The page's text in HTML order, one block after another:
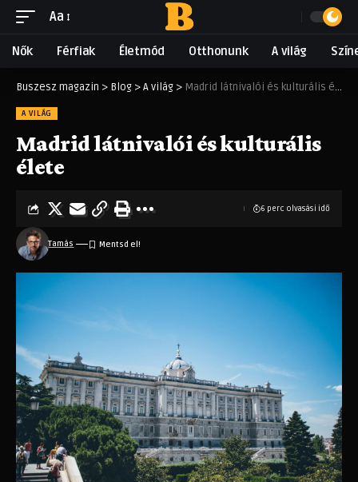
Aa
Nők Férfiak Életmód Otthonunk A világ
Buszesz magazin > Blog >A világ > Madrid látnivalói és kulturális élete
A VILÁG
Madrid látnivalói és kulturális
élete
Tamás
6 perc olvasási idő